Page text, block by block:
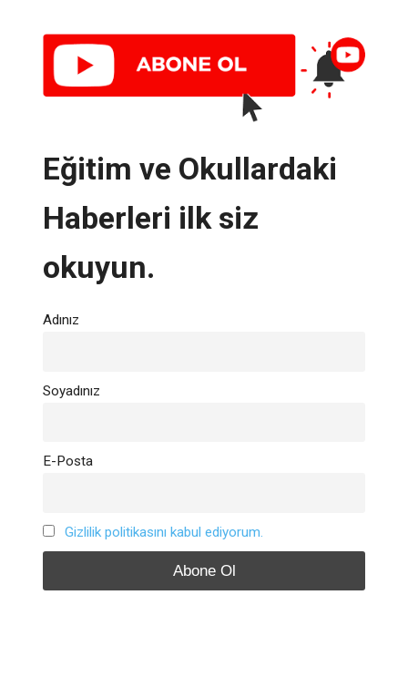
Eğitim ve Okullardaki
Haberleri ilk siz
okuyun.
Adınız
Soyadınız
E-Posta
Gizlilik politikasını kabul ediyorum.